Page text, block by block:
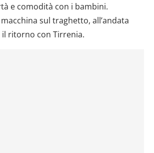
e comodità con i bambini.
sul traghetto, all’andata
ritorno con Tirrenia.